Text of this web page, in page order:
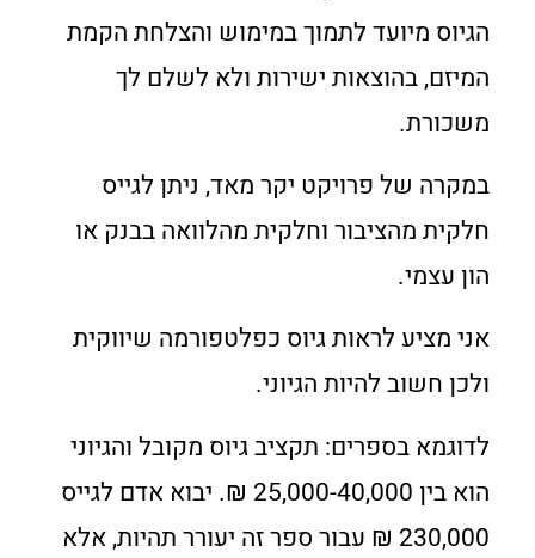
הגיוס מיועד לתמוך במימוש והצלחת הקמת
המיזם, בהוצאות ישירות ולא לשלם לך
משכורת.
במקרה של פרויקט יקר מאד, ניתן לגייס
חלקית מהציבור וחלקית מהלוואה בבנק או
הון עצמי.
אני מציע לראות גיוס כפלטפורמה שיווקית
ולכן חשוב להיות הגיוני.
לדוגמא בספרים: תקציב גיוס מקובל והגיוני
הוא בין 25,000-40,000 ₪. יבוא אדם לגייס
230,000 ₪ עבור ספר זה יעורר תהיות, אלא